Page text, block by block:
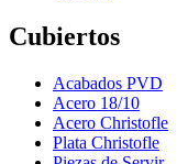
Cubiertos
Acabados PVD
Acero 18/10
Acero Christofle
Plata Christofle